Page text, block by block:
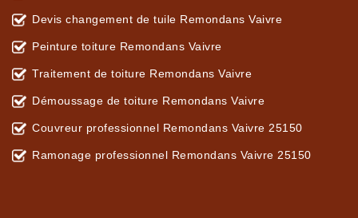
Devis changement de tuile Remondans Vaivre
Peinture toiture Remondans Vaivre
Traitement de toiture Remondans Vaivre
Démoussage de toiture Remondans Vaivre
Couvreur professionnel Remondans Vaivre 25150
Ramonage professionnel Remondans Vaivre 25150